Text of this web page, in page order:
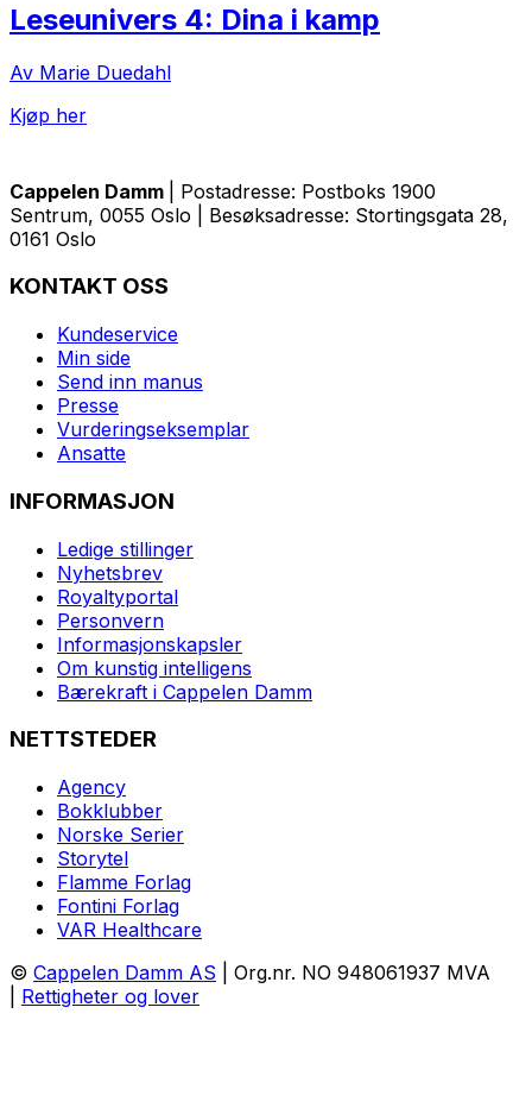
Leseunivers 4: Dina i kamp
Av Marie Duedahl
Kjøp her
Cappelen Damm
| Postadresse: Postboks 1900
Sentrum, 0055 Oslo | Besøksadresse: Stortingsgata 28,
0161 Oslo
KONTAKT OSS
Kundeservice
Min side
Send inn manus
Presse
Vurderingseksemplar
Ansatte
INFORMASJON
Ledige stillinger
Nyhetsbrev
Royaltyportal
Personvern
Informasjonskapsler
Om kunstig intelligens
Bærekraft i Cappelen Damm
NETTSTEDER
Agency
Bokklubber
Norske Serier
Storytel
Flamme Forlag
Fontini Forlag
VAR Healthcare
© Cappelen Damm AS | Org.nr. NO 948061937 MVA
Rettigheter og lover